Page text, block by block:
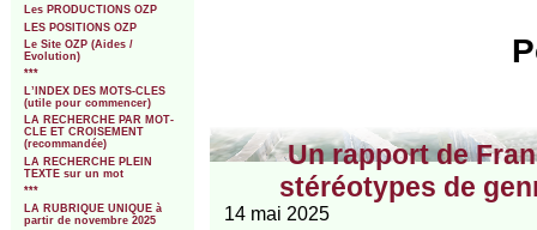
Les PRODUCTIONS OZP
LES POSITIONS OZP
Le Site OZP (Aides /
Evolution)
***
L’INDEX DES MOTS-CLES
(utile pour commencer)
LA RECHERCHE PAR MOT-
CLE ET CROISEMENT
(recommandée)
LA RECHERCHE PLEIN
TEXTE sur un mot
***
LA RUBRIQUE UNIQUE à
partir de novembre 2025
Un rapport de
stéréotypes de
14 mai 2025